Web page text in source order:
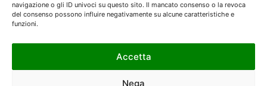
navigazione o gli ID univoci su questo sito. Il mancato consenso o la revoca
del consenso possono influire negativamente su alcune caratteristiche e
funzioni.
Accetta
Nega
Vicenza